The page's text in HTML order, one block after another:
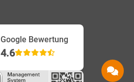
Google Bewertung
4.6